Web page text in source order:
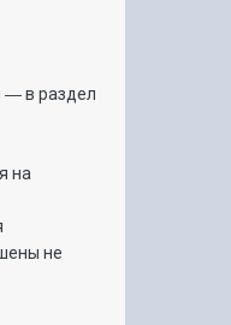
― в раздел
на
не